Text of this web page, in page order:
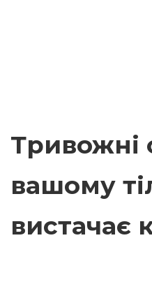
Тривожні
вашому
вистачає